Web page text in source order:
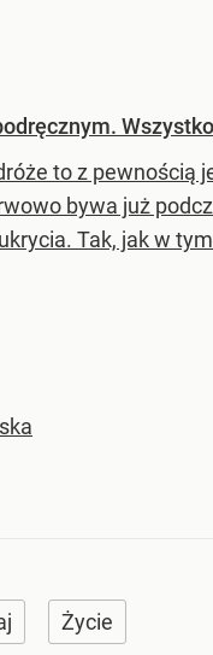
to z pewnością
bywa już
Tak, jak w
Życie